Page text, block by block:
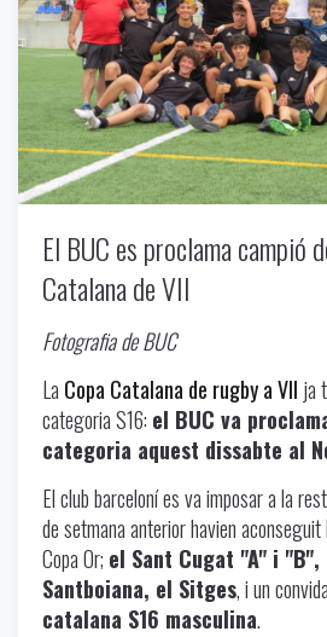
El BUC es proclama campió
Catalana de VII
Fotografia de BUC
La Copa Catalana de rugby a VII ja
categoria S16: el BUC va
categoria aquest dissabte al
El club barceloní es va imposar a la
de setmana anterior havien
Copa Or; el Sant Cugat "A" i
Santboiana, el Sitges, i un
catalana S16 masculina.